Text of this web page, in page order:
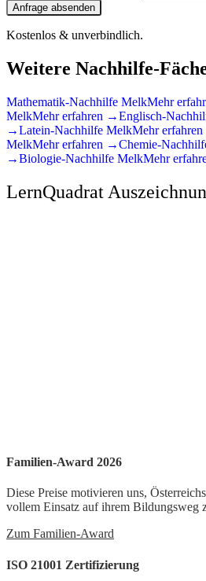
Anfrage absenden
Kostenlos & unverbindlich.
Weitere Nachhilfe-
Mathematik-Nachhilfe MelkMehr
MelkMehr erfahren →Englisch-
→Latein-Nachhilfe MelkMehr
MelkMehr erfahren →Chemie-
→Biologie-Nachhilfe MelkMehr
LernQuadrat
Familien-Award 2026
Diese Preise motivieren uns,
vollem Einsatz auf ihrem Bildungsweg
Zum Familien-Award
ISO 21001 Zertifizierung